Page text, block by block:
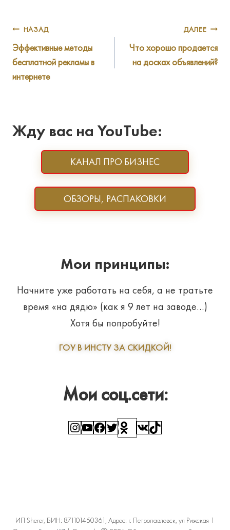
Навигация
по
записям
НАЗАД
Эффективные методы
бесплатной рекламы в
интернете
ДАЛЕЕ
Что хорошо продается
на досках объявлений?
Жду вас на YouTube:
КАНАЛ ПРО БИЗНЕС
ОБЗОРЫ, РАСПАКОВКИ
Мои принципы:
Начните уже работать на себя, а не тратьте
время «на дядю» (как я 9 лет на заводе…)
Хотя бы попробуйте!
ГОУ В ИНСТУ ЗА СКИДКОЙ!
Мои соц.сети:
Instagram
YouTube
Facebook
TwitterСсылкаВКонтакте
TikTok
ИП Sherer, БИН: 871101450361, Адрес: г. Петропавловск, ул Рижская 1